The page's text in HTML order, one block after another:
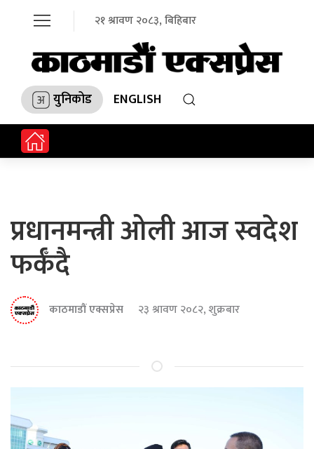
२१ श्रावण २०८३, बिहिबार
युनिकोड ENGLISH
प्रधानमन्त्री ओली आज स्वदेश
फर्कँदै
काठमाडौं एक्सप्रेस २३ श्रावण २०८२, शुक्रबार